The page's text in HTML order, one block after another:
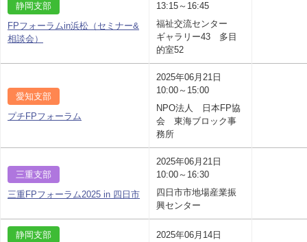
静岡支部
FPフォーラムin浜松（セミナー&
相談会）
13:15～16:45
福祉交流センター
ギャラリー43 多目
的室52
愛知支部
プチFPフォーラム
2025年06月21日
10:00～15:00
NPO法人 日本FP協
会 東海ブロック事
務所
三重支部
三重FPフォーラム2025 in 四日市
2025年06月21日
10:00～16:30
四日市市地場産業振
興センター
静岡支部
2025年06月14日